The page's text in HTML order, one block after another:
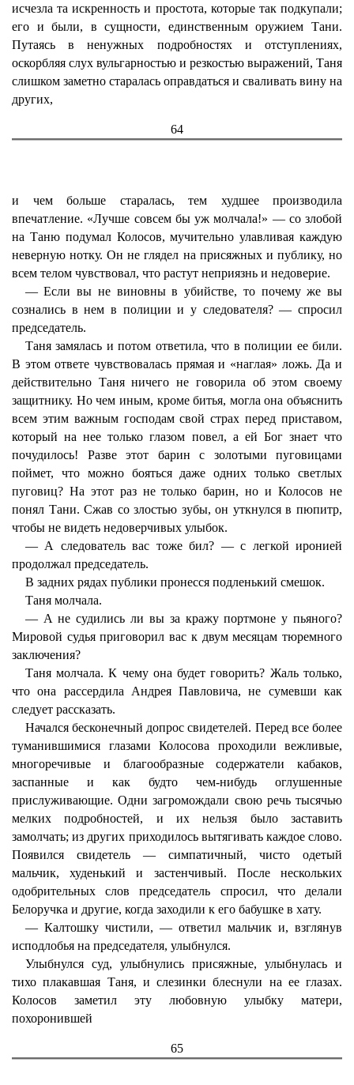
исчезла та искренность и простота, которые так подкупали;
его и были, в сущности, единственным оружием Тани.
Путаясь в ненужных подробностях и отступлениях,
оскорбляя слух вульгарностью и резкостью выражений, Таня
слишком заметно старалась оправдаться и сваливать вину на
других,
64
и чем больше старалась, тем худшее производила
впечатление. «Лучше совсем бы уж молчала!» — со злобой
на Таню подумал Колосов, мучительно улавливая каждую
неверную нотку. Он не глядел на присяжных и публику, но
всем телом чувствовал, что растут неприязнь и недоверие.
— Если вы не виновны в убийстве, то почему же вы
сознались в нем в полиции и у следователя? — спросил
председатель.
Таня замялась и потом ответила, что в полиции ее били.
В этом ответе чувствовалась прямая и «наглая» ложь. Да и
действительно Таня ничего не говорила об этом своему
защитнику. Но чем иным, кроме битья, могла она объяснить
всем этим важным господам свой страх перед приставом,
который на нее только глазом повел, а ей Бог знает что
почудилось! Разве этот барин с золотыми пуговицами
поймет, что можно бояться даже одних только светлых
пуговиц? На этот раз не только барин, но и Колосов не
понял Тани. Сжав со злостью зубы, он уткнулся в пюпитр,
чтобы не видеть недоверчивых улыбок.
— А следователь вас тоже бил? — с легкой иронией
продолжал председатель.
В задних рядах публики пронесся подленький смешок.
Таня молчала.
— А не судились ли вы за кражу портмоне у пьяного?
Мировой судья приговорил вас к двум месяцам тюремного
заключения?
Таня молчала. К чему она будет говорить? Жаль только,
что она рассердила Андрея Павловича, не сумевши как
следует рассказать.
Начался бесконечный допрос свидетелей. Перед все более
туманившимися глазами Колосова проходили вежливые,
многоречивые и благообразные содержатели кабаков,
заспанные и как будто чем-нибудь оглушенные
прислуживающие. Одни загромождали свою речь тысячью
мелких подробностей, и их нельзя было заставить
замолчать; из других приходилось вытягивать каждое слово.
Появился свидетель — симпатичный, чисто одетый
мальчик, худенький и застенчивый. После нескольких
одобрительных слов председатель спросил, что делали
Белоручка и другие, когда заходили к его бабушке в хату.
— Калтошку чистили, — ответил мальчик и, взглянув
исподлобья на председателя, улыбнулся.
Улыбнулся суд, улыбнулись присяжные, улыбнулась и
тихо плакавшая Таня, и слезинки блеснули на ее глазах.
Колосов заметил эту любовную улыбку матери,
похоронившей
65